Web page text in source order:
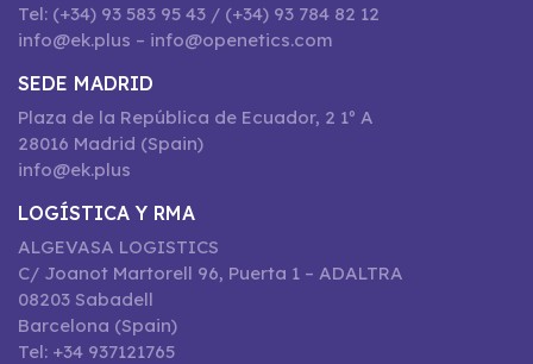
Tel: (+34) 93 583 95 43 / (+34) 93 784 82 12
info@ek.plus – info@openetics.com
SEDE MADRID
Plaza de la República de Ecuador, 2 1º A
28016 Madrid (Spain)
info@ek.plus
LOGÍSTICA Y RMA
ALGEVASA LOGISTICS
C/ Joanot Martorell 96, Puerta 1 – ADALTRA
08203 Sabadell
Barcelona (Spain)
Tel: +34 937121765